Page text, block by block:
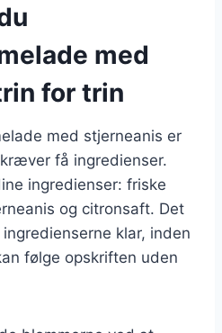
med
for trin
med stjerneanis er
få ingredienser.
ingredienser: friske
og citronsaft. Det
klar, inden
følge opskriften uden